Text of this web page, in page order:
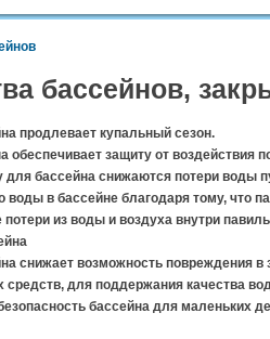
бассейнов,
продлевает купальный сезон.
обеспечивает защиту от воздействия
для бассейна снижаются потери воды
воды в бассейне благодаря тому, что
из воды и воздуха внутри
снижает возможность повреждения в
средств, для поддержания качества
бассейна для маленьких